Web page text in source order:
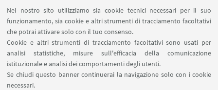
Nel nostro sito utilizziamo sia cookie tecnici necessari per il suo
funzionamento, sia cookie e altri strumenti di tracciamento facoltativi
che potrai attivare solo con il tuo consenso.
Cookie e altri strumenti di tracciamento facoltativi sono usati per
analisi statistiche, misure sull'efficacia della comunicazione
istituzionale e analisi dei comportamenti degli utenti.
Se chiudi questo banner continuerai la navigazione solo con i cookie
necessari.
Lunch seminar con Marta Gibin
DATA: 25 FEBBRAIO 2026dalle 15:00 alle 17:00
LUOGO:Aula Jemolo - Strada Maggiore, 45,
Bologna